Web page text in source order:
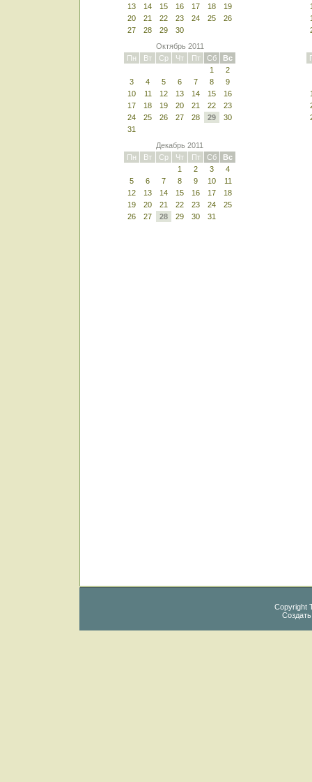
13
14 15 16 17 18
19
20
21 22 23 24 25
26
27
28 29 30
Октябрь 2011
Пн
Вт Ср Чт Пт Сб
Вс
1
2
3
4 5 6 7 8
9
10
11 12 13 14 15
16
17
18 19 20 21 22
23
24
25 26 27 28 29
30
31
Декабрь 2011
Пн
Вт Ср Чт Пт Сб
Вс
1
2 3
4
5
6 7 8 9 10
11
12
13 14 15 16 17
18
19
20 21 22 23 24
25
26
27 28 29 30 31
Copyright